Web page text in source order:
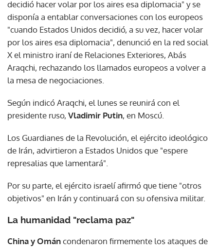
decidió hacer volar por los aires esa diplomacia" y se
disponía a entablar conversaciones con los europeos
"cuando Estados Unidos decidió, a su vez, hacer volar
por los aires esa diplomacia", denunció en la red social
X el ministro iraní de Relaciones Exteriores, Abás
Araqchi, rechazando los llamados europeos a volver a
la mesa de negociaciones.
Según indicó Araqchi, el lunes se reunirá con el
presidente ruso, Vladimir Putin, en Moscú.
Los Guardianes de la Revolución, el ejército ideológico
de Irán, advirtieron a Estados Unidos que "espere
represalias que lamentará".
Por su parte, el ejército israelí afirmó que tiene "otros
objetivos" en Irán y continuará con su ofensiva militar.
La humanidad "reclama paz"
China y Ománcondenaron firmemente los ataques de